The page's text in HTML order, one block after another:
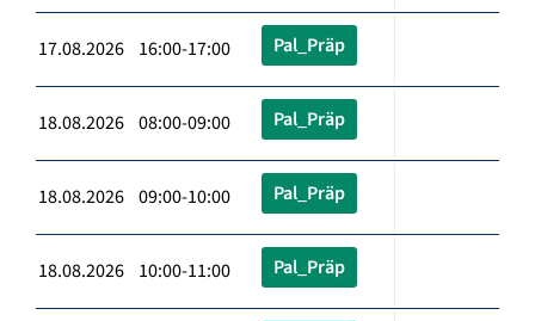
17.08.2026 16:00-17:00 Pal_Präp
18.08.2026 08:00-09:00 Pal_Präp
18.08.2026 09:00-10:00 Pal_Präp
18.08.2026 10:00-11:00 Pal_Präp